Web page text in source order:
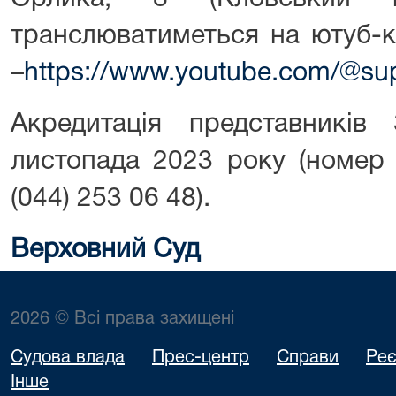
транслюватиметься на ютуб-
–https://www.youtube.com/
Акредитація
листопада 2023 року (номер
(044) 253 06 48).
Верховний Суд
2026 © Всі права захищені
Судова влада Прес-центр Справи
Інше